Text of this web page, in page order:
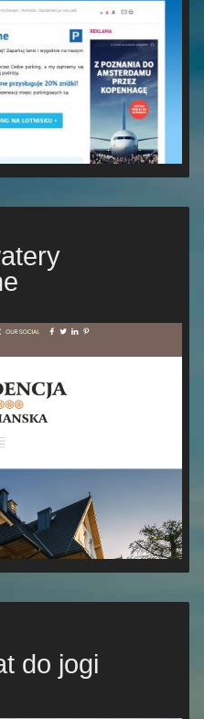
do jogi